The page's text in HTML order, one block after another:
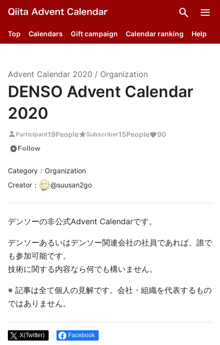
search menu
Top Calendars Gift campaign Calendar ranking Help
Advent Calendar 2020 / Organization
DENSO Advent Calendar
2020
person Participant19PeoplestarSubscriber15People 90
add_circleFollow
Category：Organization
Creator ： @suusan2go
デンソーの非公式Advent Calendarです。
デンソーあるいはデンソー関連会社の社員であれば、誰で
も参加可能です。
技術に関する内容なら何でも構いません。
※ 記事は全て個人の見解です。会社・組織を代表するもの
ではありません。
X(Twitter) Facebook